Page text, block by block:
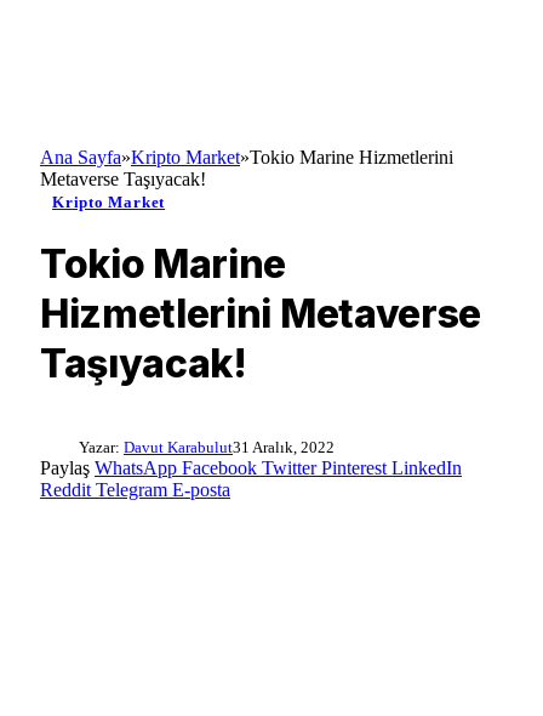
Ana Sayfa»Kripto Market»Tokio Marine Hizmetlerini
Metaverse Taşıyacak!
Kripto Market
Tokio Marine
Hizmetlerini Metaverse
Taşıyacak!
Yazar: Davut Karabulut31 Aralık, 2022
Paylaş WhatsApp Facebook Twitter Pinterest LinkedIn
Reddit Telegram E-posta